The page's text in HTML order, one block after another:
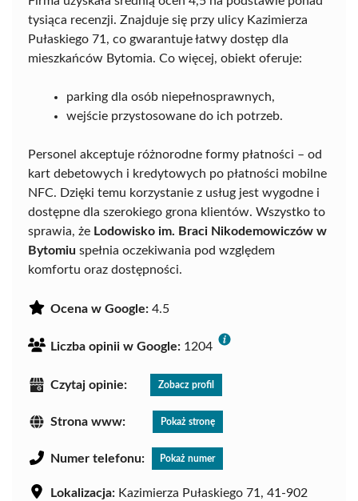
tysiąca recenzji. Znajduje się przy ulicy Kazimierza
Pułaskiego 71, co gwarantuje łatwy dostęp dla
mieszkańców Bytomia. Co więcej, obiekt oferuje:
parking dla osób niepełnosprawnych,
wejście przystosowane do ich potrzeb.
Personel akceptuje różnorodne formy płatności – od
kart debetowych i kredytowych po płatności mobilne
NFC. Dzięki temu korzystanie z usług jest wygodne i
dostępne dla szerokiego grona klientów. Wszystko to
sprawia, że Lodowisko im. Braci Nikodemowiczów w
Bytomiu spełnia oczekiwania pod względem
komfortu oraz dostępności.
Ocena w Google: 4.5
Liczba opinii w Google: 1204
Czytaj opinie: Zobacz profil
Strona www: Pokaż stronę
Numer telefonu: Pokaż numer
Lokalizacja: Kazimierza Pułaskiego 71, 41-902